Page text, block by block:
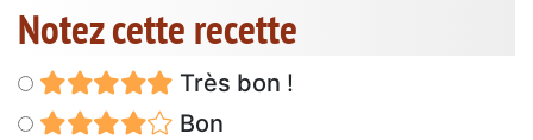
Notez cette recette
Très bon !
Bon